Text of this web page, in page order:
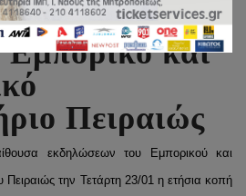
και
Πειραιώς
εκδηλώσεων του Εμπορικού και
Πειραιώς την Τετάρτη 23/01 η ετήσια κοπή